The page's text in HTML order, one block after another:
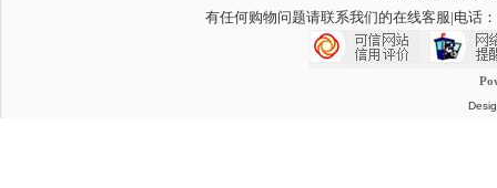
有任何购物问题请联系我们的在线客服|电话：